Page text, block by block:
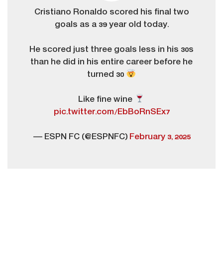
Cristiano Ronaldo scored his final two
goals as a 39 year old today.
He scored just three goals less in his 30s
than he did in his entire career before he
turned 30
Like fine wine
pic.twitter.com/EbBoRnSEx7
— ESPN FC (@ESPNFC) February 3, 2025